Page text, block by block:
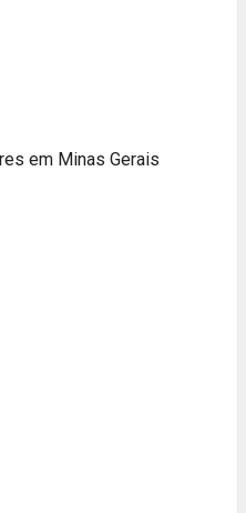
em Minas Gerais